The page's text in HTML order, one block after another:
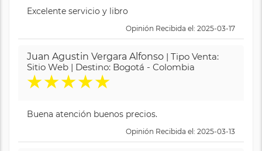
Excelente servicio y libro
Opinión Recibida el: 2025-03-17
Juan Agustin Vergara Alfonso | Tipo Venta:
Sitio Web | Destino: Bogotá - Colombia
★★★★★
Buena atención buenos precios.
Opinión Recibida el: 2025-03-13